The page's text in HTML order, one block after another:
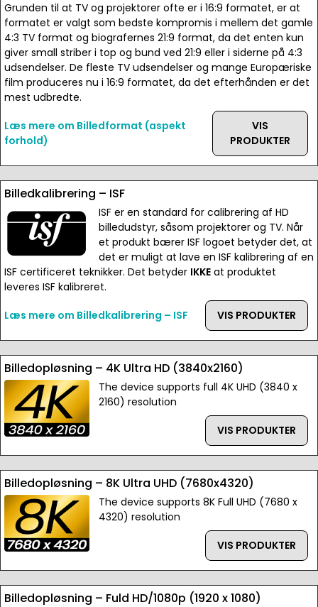
Grunden til at TV og projektorer ofte er i 16:9 formatet, er at
formatet er valgt som bedste kompromis i mellem det gamle
4:3 TV format og biografernes 21:9 format, da det enten kun
giver small striber i top og bund ved 21:9 eller i siderne på 4:3
udsendelser. De fleste TV udsendelser og mange Europæriske
film produceres nu i 16:9 formatet, da det efterhånden er det
mest udbredte.
Læs mere om Billedformat (aspekt
forhold)
VIS
PRODUKTER
Billedkalibrering – ISF
ISF er en standard for calibrering af HD
billedudstyr, såsom projektorer og TV. Når
et produkt bærer ISF logoet betyder det, at
det er muligt at lave en ISF kalibrering af en
ISF certificeret teknikker. Det betyder IKKE at produktet
leveres ISF kalibreret.
Læs mere om Billedkalibrering – ISF
VIS PRODUKTER
Billedopløsning – 4K Ultra HD (3840x2160)
The device supports full 4K UHD (3840 x
2160) resolution
VIS PRODUKTER
Billedopløsning – 8K Ultra UHD (7680x4320)
The device supports 8K Full UHD (7680 x
4320) resolution
VIS PRODUKTER
Billedopløsning – Fuld HD/1080p (1920 x 1080)